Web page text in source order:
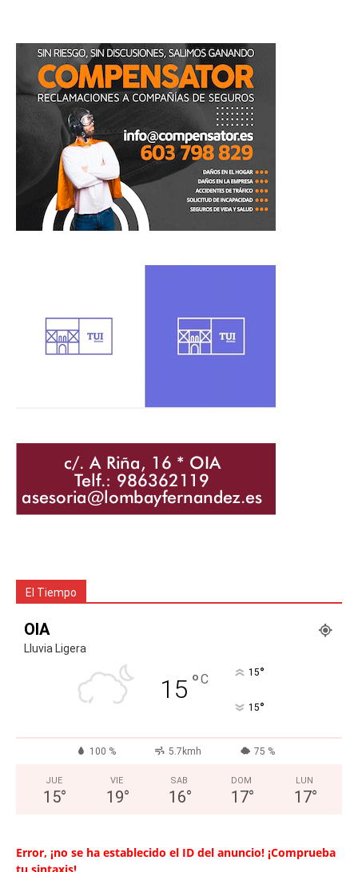
El Tiempo
OIA
Lluvia Ligera
15 °C 15°
15°
100 % 5.7kmh 75 %
JUE
15°
VIE
19°
SAB
16°
DOM
17°
LUN
17°
Error, ¡no se ha establecido el ID del anuncio! ¡Comprueba